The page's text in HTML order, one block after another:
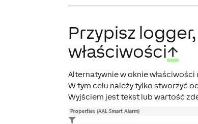
Przypisz
właściwości↑
Alternatywnie w oknie
W tym celu należy tylko stworzyć
Wyjściem jest tekst lub wartość